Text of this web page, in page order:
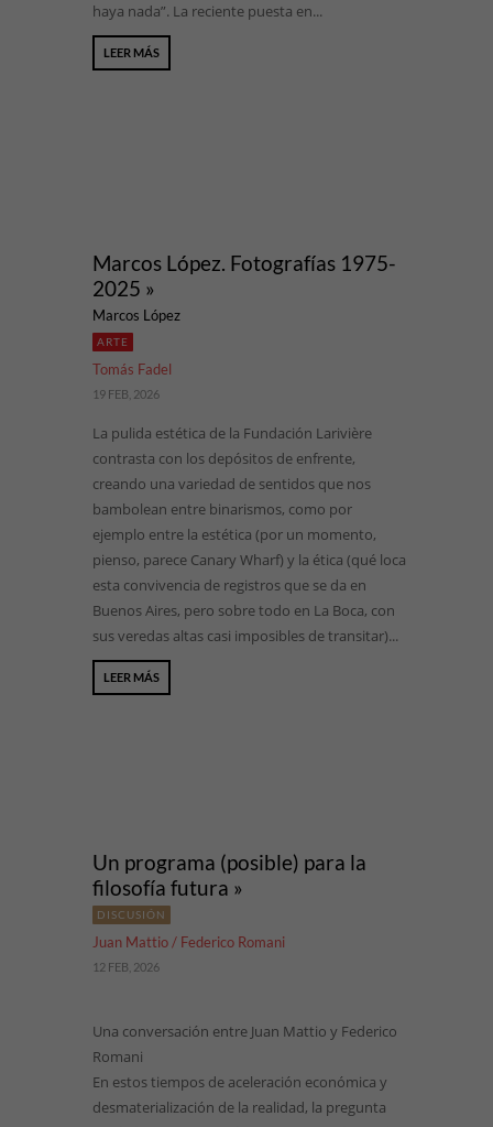
haya nada”. La reciente puesta en...
LEER MÁS
Marcos López. Fotografías 1975-
2025 »
Marcos López
ARTE
Tomás Fadel
19 FEB, 2026
La pulida estética de la Fundación Larivière
contrasta con los depósitos de enfrente,
creando una variedad de sentidos que nos
bambolean entre binarismos, como por
ejemplo entre la estética (por un momento,
pienso, parece Canary Wharf) y la ética (qué loca
esta convivencia de registros que se da en
Buenos Aires, pero sobre todo en La Boca, con
sus veredas altas casi imposibles de transitar)...
LEER MÁS
Un programa (posible) para la
filosofía futura »
DISCUSIÓN
Juan Mattio / Federico Romani
12 FEB, 2026
Una conversación entre Juan Mattio y Federico
Romani
En estos tiempos de aceleración económica y
desmaterialización de la realidad, la pregunta